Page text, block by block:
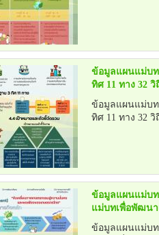
ข้อมูลแผนแม่บท
ทิศ 11 ทาง 32 วิ
ข้อมูลแผนแม่บท
ทิศ 11 ทาง 32 วิ
ข้อมูลแผนแม่บท
แม่บทเพื่อพัฒนา
ข้อมูลแผนแม่บท